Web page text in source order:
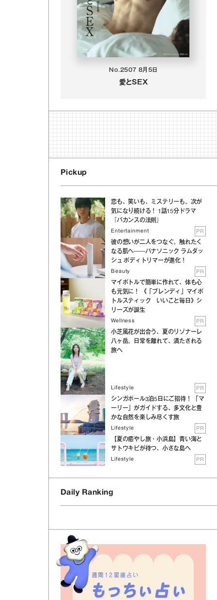
No.2507 8月5日
愛とSEX
Pickup
恋も、笑いも、ミステリーも。次が
気になり続ける！ 1話15分ドラマ
『バカンスの法則』
Entertainment PR
彼の想いが二人をつなぐ。触れたく
なる肌へ──パナソニック ラムダッ
シュ ボディトリマーが進化！
Beauty PR
マイボトルで簡単に作れて、体も心
も元気に！ 《「ブレンディ」マイボ
トルスティック いいこと毎日》シ
リーズが誕生
Wellness PR
小芝風花が出合う、夏のリゾナーレ
八ヶ岳。日常を離れて、満たされる
旅へ
Lifestyle PR
シンガポール3泊5日にご招待！ 「マ
ーリー」がガイドする、多文化と豊
かな自然を楽しみ尽くす旅
Lifestyle PR
【夏の癒やし旅・小浜島】青い海と
サトウキビが待つ、小さな島へ
Lifestyle PR
Daily Ranking
週間12星座占い